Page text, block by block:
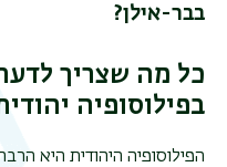
בבר-אילן?
כל מה שצריך
בפילוסופיה
הפילוסופיה היהודית היא